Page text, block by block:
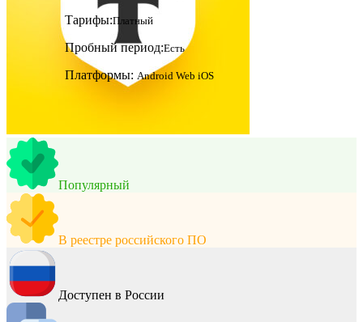
Тарифы:Платный
Пробный период:Есть
Платформы: Android Web iOS
Популярный
В реестре российского ПО
Доступен в России